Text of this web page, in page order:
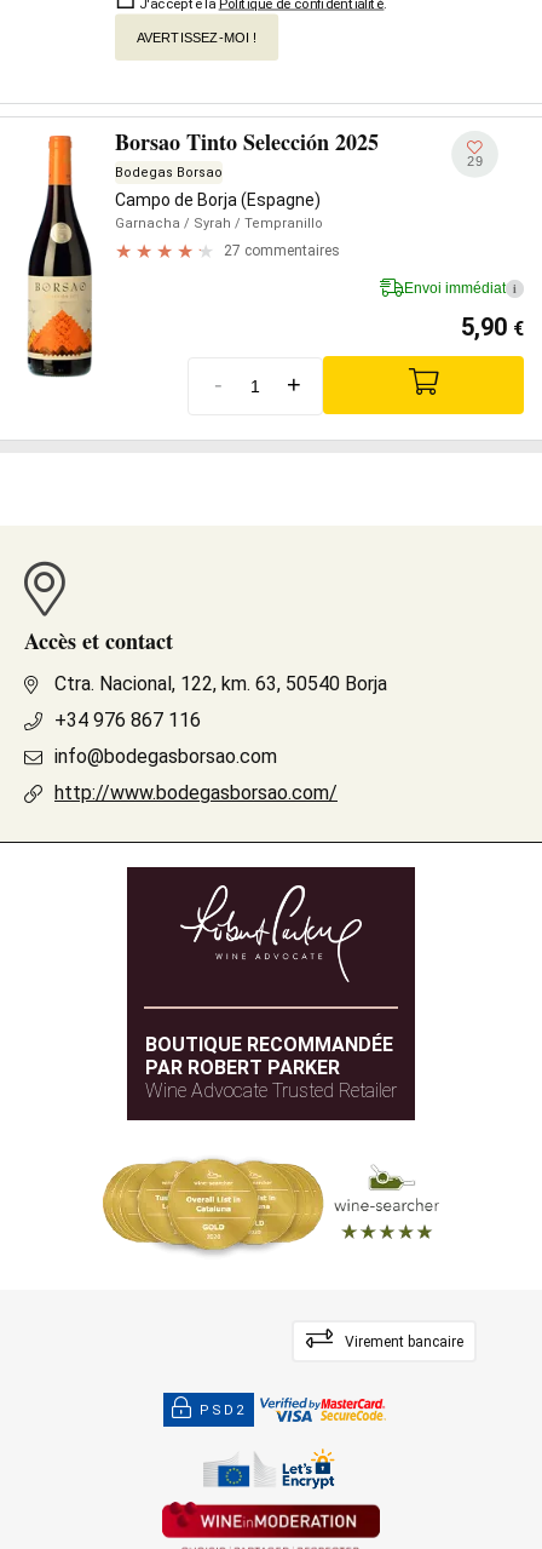
AVERTISSEZ-MOI !
Borsao Tinto Selección 2025
Bodegas Borsao
Campo de Borja (Espagne)
Garnacha / Syrah / Tempranillo
27 commentaires
29
Envoi immédiat i
5,90 €
- +
Accès et contact
Ctra. Nacional, 122, km. 63, 50540 Borja
+34 976 867 116
info@bodegasborsao.com
http://www.bodegasborsao.com/
BOUTIQUE RECOMMANDÉE
PAR ROBERT PARKER
Wine Advocate Trusted Retailer
Virement bancaire
PSD2